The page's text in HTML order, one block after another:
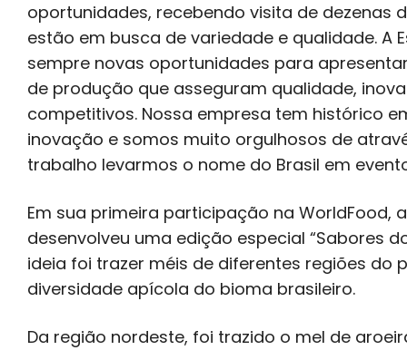
oportunidades, recebendo visita de dezenas
estão em busca de variedade e qualidade. A
sempre novas oportunidades para
de produção que asseguram qualidade,
competitivos. Nossa empresa tem histórico
inovação e somos muito orgulhosos de
trabalho levarmos o nome do Brasil em
Em sua primeira participação na WorldFood,
desenvolveu uma edição especial “Sabores
ideia foi trazer méis de diferentes regiões do
diversidade apícola do bioma brasileiro.
Da região nordeste, foi trazido o mel de